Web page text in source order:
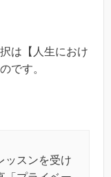
は【人生におけ
です。
ッスンを受け